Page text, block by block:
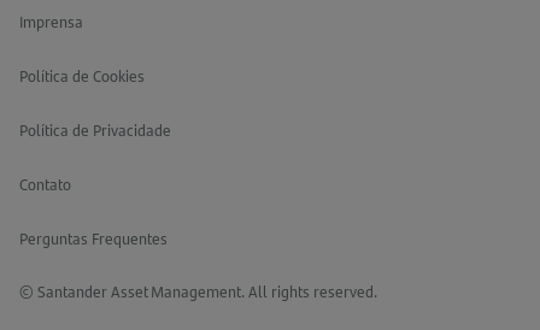
Imprensa
Política de Cookies
Política de Privacidade
Contato
Perguntas Frequentes
© Santander Asset Management. All rights reserved.